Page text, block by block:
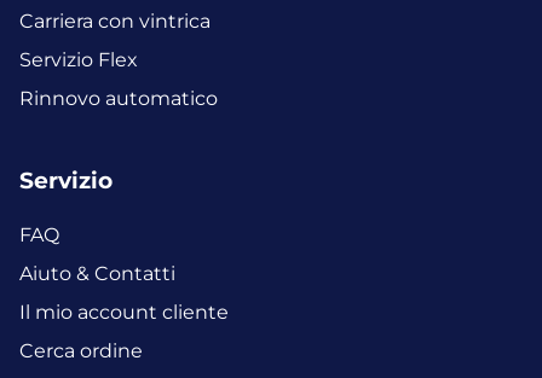
Carriera con vintrica
Servizio Flex
Rinnovo automatico
Servizio
FAQ
Aiuto & Contatti
Il mio account cliente
Cerca ordine